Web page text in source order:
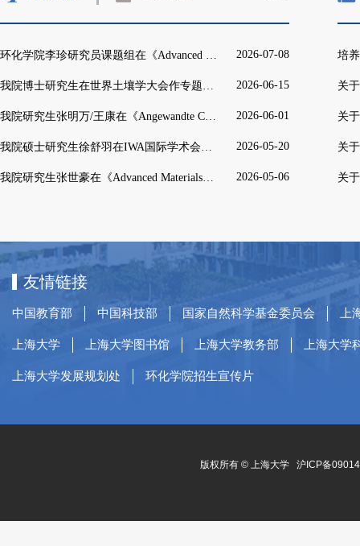
环化学院李珍研究员课题组在《Advanced Functional Materials》上发表研究论文 2026-07-08
我院博士研究生在世界土壤学大会作专题报告 2026-06-15
我院研究生张明万/王康在《Angewandte Chemie International Edition》发表研究成果 2026-06-01
我院硕士研究生徐舒羽在IWA国际学术会议上作口头报告 2026-05-20
我院研究生张世豪在《Advanced Materials》发表最新研究成果 2026-05-06
友情链接
中国教育部 中国科技部 国家自然科学基金委员会 上
上海大学 上海大学图书馆 上海大学教务部 上海大学
上海大学发展规划处 环化学院招生宣传片
版权所有 © 上海大学 沪ICP备